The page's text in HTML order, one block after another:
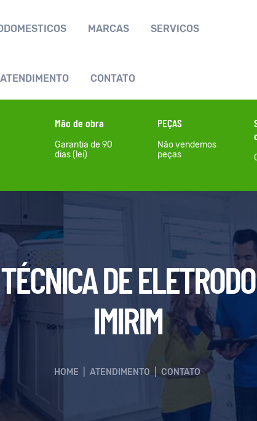
MARCAS SERVIÇOS
ATENDIMENTO CONTATO
Mão de obra
Garantia de 90
dias (lei)
PEÇAS
Não vendemos
peças
DE
IMIRIM
HOME ATENDIMENTO CONTATO